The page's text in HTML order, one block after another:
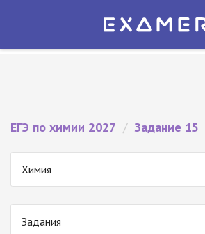
Экзамер — ЕГЭ 2027
ЕГЭ по химии 2027 / Задание 15
Химия
Задания